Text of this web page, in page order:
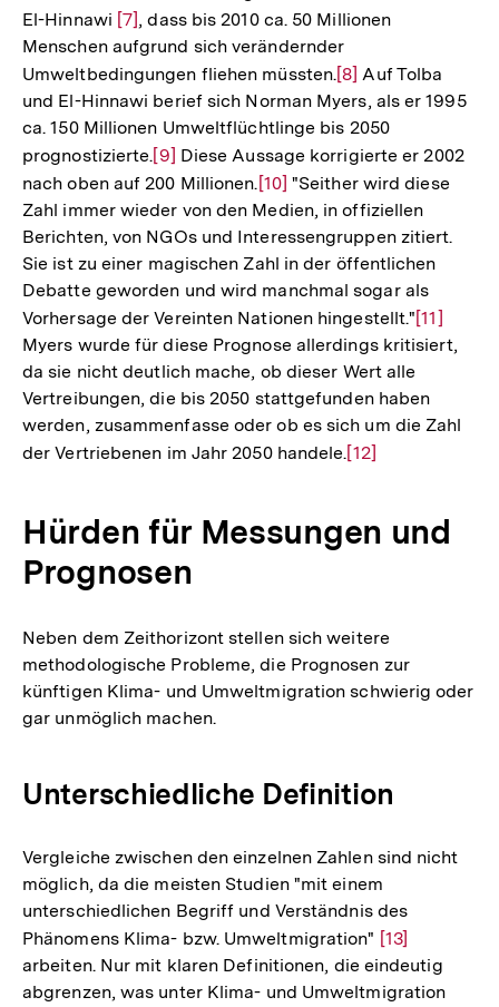
El-Hinnawi Zur
Auflösung
der
Fußnote
[7] , dass bis 2010 ca. 50 Millionen
Menschen aufgrund sich verändernder
Umweltbedingungen fliehen müssten.Zur
Auflösung
der
Fußnote
[8] Auf Tolba
und El-Hinnawi berief sich Norman Myers, als er 1995
ca. 150 Millionen Umweltflüchtlinge bis 2050
prognostizierte.Zur
Auflösung
der
Fußnote
[9] Diese Aussage korrigierte er 2002
nach oben auf 200 Millionen. Zur
Auflösung
der
Fußnote
[10] "Seither wird diese
Zahl immer wieder von den Medien, in offiziellen
Berichten, von NGOs und Interessengruppen zitiert.
Sie ist zu einer magischen Zahl in der öffentlichen
Debatte geworden und wird manchmal sogar als
Vorhersage der Vereinten Nationen hingestellt." Zur
Fußnote
[11]
Myers wurde für diese Prognose allerdings kritisiert,
da sie nicht deutlich mache, ob dieser Wert alle
Vertreibungen, die bis 2050 stattgefunden haben
werden, zusammenfasse oder ob es sich um die Zahl
der Vertriebenen im Jahr 2050 handele.Zur
Fußnote
[12]
Hürden für Messungen und
Prognosen
Neben dem Zeithorizont stellen sich weitere
methodologische Probleme, die Prognosen zur
künftigen Klima- und Umweltmigration schwierig oder
gar unmöglich machen.
Unterschiedliche Definition
Vergleiche zwischen den einzelnen Zahlen sind nicht
möglich, da die meisten Studien "mit einem
unterschiedlichen Begriff und Verständnis des
Phänomens Klima- bzw. Umweltmigration" Zur
Auflösung
der
[13]
arbeiten. Nur mit klaren Definitionen, die eindeutig
abgrenzen, was unter Klima- und Umweltmigration